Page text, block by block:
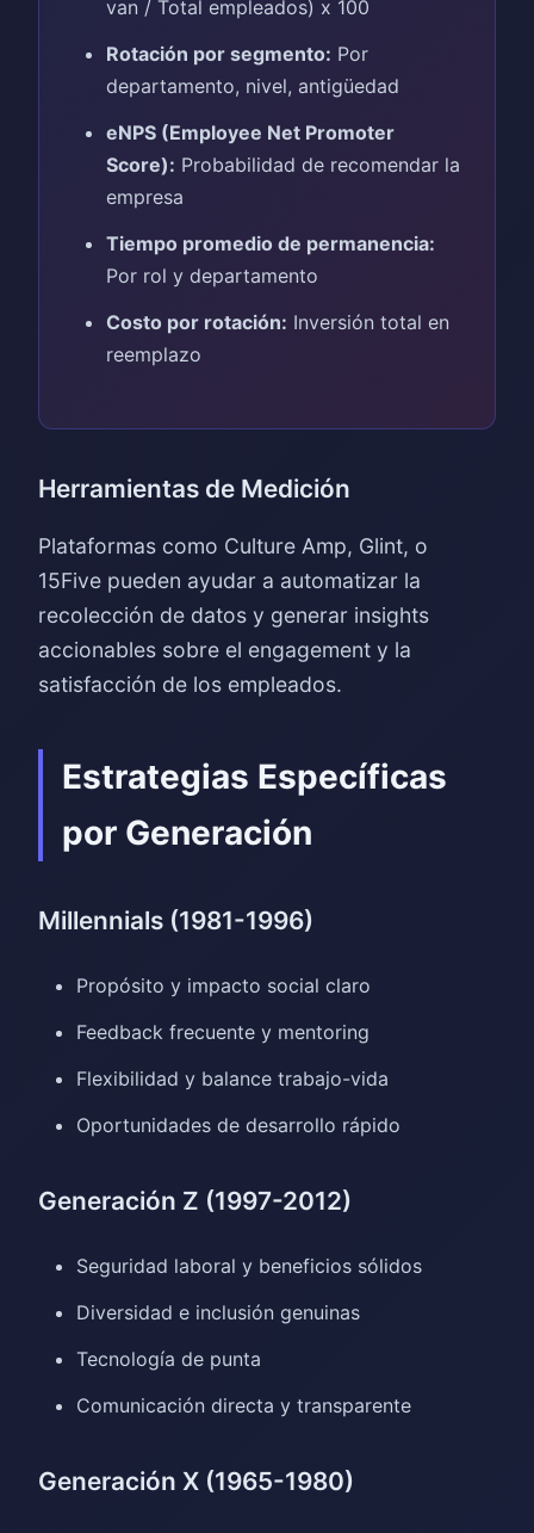
van / Total empleados) x 100
Rotación por segmento: Por
departamento, nivel, antigüedad
eNPS (Employee Net Promoter
Score): Probabilidad de recomendar la
empresa
Tiempo promedio de permanencia:
Por rol y departamento
Costo por rotación: Inversión total en
reemplazo
Herramientas de Medición
Plataformas como Culture Amp, Glint, o
15Five pueden ayudar a automatizar la
recolección de datos y generar insights
accionables sobre el engagement y la
satisfacción de los empleados.
Estrategias Específicas
por Generación
Millennials (1981-1996)
Propósito y impacto social claro
Feedback frecuente y mentoring
Flexibilidad y balance trabajo-vida
Oportunidades de desarrollo rápido
Generación Z (1997-2012)
Seguridad laboral y beneficios sólidos
Diversidad e inclusión genuinas
Tecnología de punta
Comunicación directa y transparente
Generación X (1965-1980)